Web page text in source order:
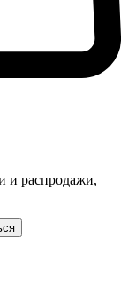
и распродажи,